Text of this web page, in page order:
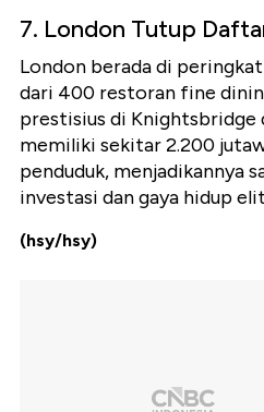
7. London Tutup
London berada di
dari 400 restoran fine
prestisius di Knightsbridge
memiliki sekitar 2.200
penduduk, menjadikannya
investasi dan gaya hidup
(hsy/hsy)